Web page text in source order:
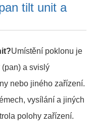
tilt unit a
Umístění poklonu je
a svislý
nebo jiného zařízení.
vysílání a jiných
polohy zařízení.